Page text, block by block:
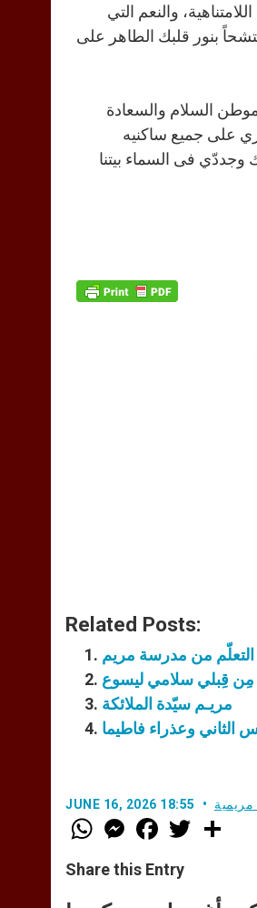
والنعم التي
بنور قلبك الطاهر على
موطن السلام والسعادة
على جميع ساكنيه
وجددّي فى السماء بيتنا
Related Posts:
التعلّم من مدرسة مريم
مِن قِبلي سلامي ليسوع
مريـم سيّدة الملائكة
الثاني وعذراء فاطيما
JUNE 16, 2026 18:55 مريمية
W
h
t
s
M
e
s
e
F
a
e
b
w
Share this Entry